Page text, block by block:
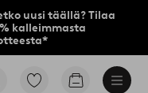
uusi täällä? Tilaa
kalleimmasta
Siirry
Siirry